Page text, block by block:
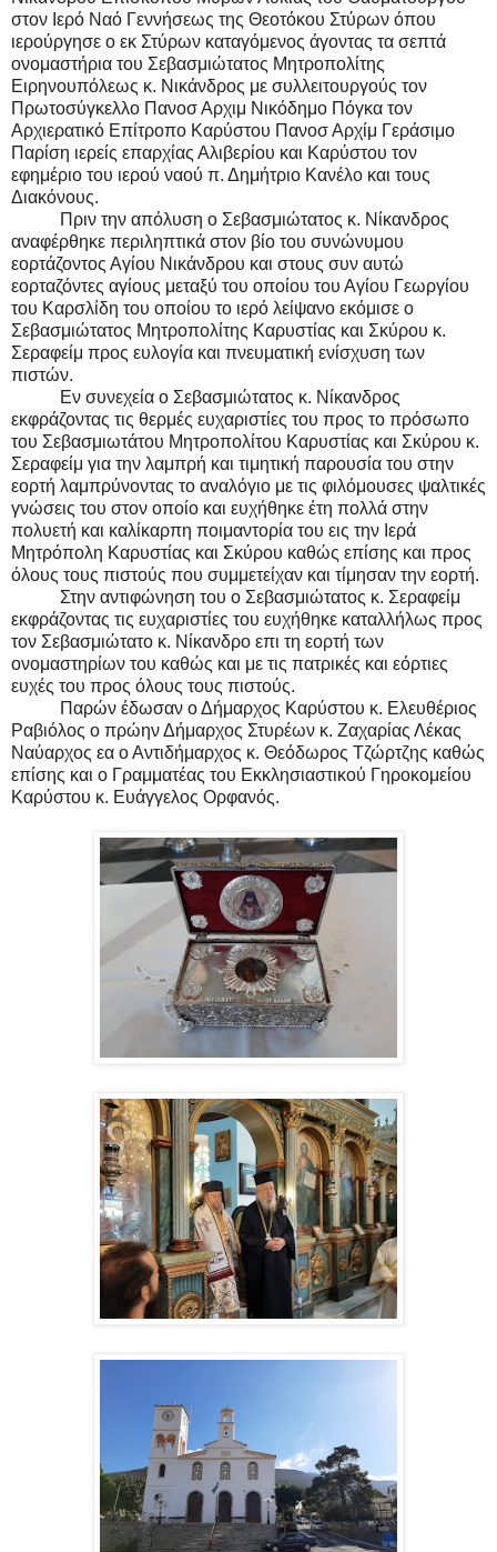
στον Ιερό Ναό Γεννήσεως της Θεοτόκου Στύρων όπου
ιερούργησε ο εκ Στύρων καταγόμενος άγοντας τα σεπτά
ονομαστήρια του Σεβασμιώτατος Μητροπολίτης
Ειρηνουπόλεως κ. Νικάνδρος με συλλειτουργούς τον
Πρωτοσύγκελλο Πανοσ Αρχιμ Νικόδημο Πόγκα τον
Αρχιερατικό Επίτροπο Καρύστου Πανοσ Αρχίμ Γεράσιμο
Παρίση ιερείς επαρχίας Αλιβερίου και Καρύστου τον
εφημέριο του ιερού ναού π. Δημήτριο Κανέλο και τους
Διακόνους.
Πριν την απόλυση ο Σεβασμιώτατος κ. Νίκανδρος
αναφέρθηκε περιληπτικά στον βίο του συνώνυμου
εορτάζοντος Αγίου Νικάνδρου και στους συν αυτώ
εορταζόντες αγίους μεταξύ του οποίου του Αγίου Γεωργίου
του Καρσλίδη του οποίου το ιερό λείψανο εκόμισε ο
Σεβασμιώτατος Μητροπολίτης Καρυστίας και Σκύρου κ.
Σεραφείμ προς ευλογία και πνευματική ενίσχυση των
πιστών.
Εν συνεχεία ο Σεβασμιώτατος κ. Νίκανδρος
εκφράζοντας τις θερμές ευχαριστίες του προς το πρόσωπο
του Σεβασμιωτάτου Μητροπολίτου Καρυστίας και Σκύρου κ.
Σεραφείμ για την λαμπρή και τιμητική παρουσία του στην
εορτή λαμπρύνοντας το αναλόγιο με τις φιλόμουσες ψαλτικές
γνώσεις του στον οποίο και ευχήθηκε έτη πολλά στην
πολυετή και καλίκαρπη ποιμαντορία του εις την Ιερά
Μητρόπολη Καρυστίας και Σκύρου καθώς επίσης και προς
όλους τους πιστούς που συμμετείχαν και τίμησαν την εορτή.
Στην αντιφώνηση του ο Σεβασμιώτατος κ. Σεραφείμ
εκφράζοντας τις ευχαριστίες του ευχήθηκε καταλλήλως προς
τον Σεβασμιώτατο κ. Νίκανδρο επι τη εορτή των
ονομαστηρίων του καθώς και με τις πατρικές και εόρτιες
ευχές του προς όλους τους πιστούς.
Παρών έδωσαν ο Δήμαρχος Καρύστου κ. Ελευθέριος
Ραβιόλος ο πρώην Δήμαρχος Στυρέων κ. Ζαχαρίας Λέκας
Ναύαρχος εα ο Αντιδήμαρχος κ. Θεόδωρος Τζώρτζης καθώς
επίσης και ο Γραμματέας του Εκκλησιαστικού Γηροκομείου
Καρύστου κ. Ευάγγελος Ορφανός.